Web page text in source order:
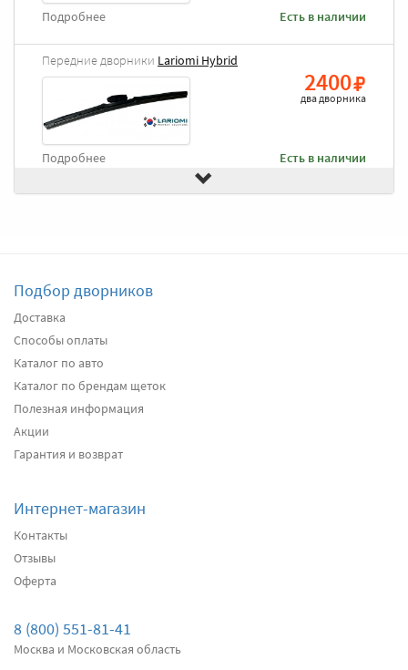
Есть в наличии
Подробнее
Передние дворники Lariomi Hybrid
2400
два дворника
Есть в наличии
Подробнее
Подробнее
Передние дворники
Подробнее
Подробнее
Передние дворники
Подбор дворников
Доставка
Способы оплаты
Каталог по авто
Каталог по брендам щеток
Полезная информация
Акции
Гарантия и возврат
Интернет-магазин
Контакты
Отзывы
Оферта
8 (800) 551-81-41
Москва и Московская область